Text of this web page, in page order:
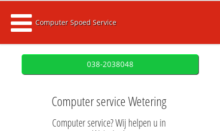
Computer Spoed Service
038-2038048
Computer service Wetering
Computer service? Wij helpen u in